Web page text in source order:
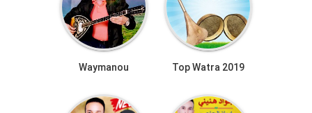
Waymanou Top Watra 2019